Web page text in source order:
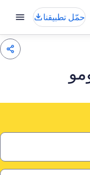
حمّل تطبيقنا